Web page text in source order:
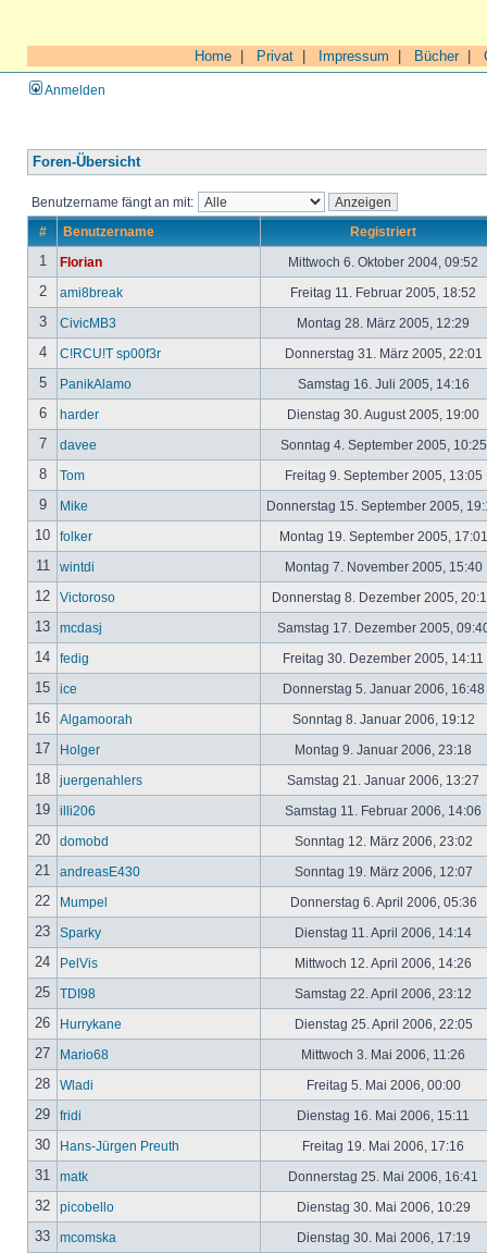
Home Privat Impressum Bücher|
Anmelden
Foren-Übersicht
Benutzername fängt an mit:
# Benutzername Registriert
1 Florian Mittwoch 6. Oktober 2004, 09:52
2 ami8break Freitag 11. Februar 2005, 18:52
3 CivicMB3 Montag 28. März 2005, 12:29
4 C!RCU!T sp00f3r Donnerstag 31. März 2005, 22:01
5 PanikAlamo Samstag 16. Juli 2005, 14:16
6 harder Dienstag 30. August 2005, 19:00
7 davee Sonntag 4. September 2005,
8 Tom Freitag 9. September 2005, 13:05
9 Mike Donnerstag 15. September 2005,
10 folker Montag 19. September 2005,
11 wintdi Montag 7. November 2005, 15:40
12 Victoroso Donnerstag 8. Dezember 2005,
13 mcdasj Samstag 17. Dezember 2005,
14 fedig Freitag 30. Dezember 2005, 14:11
15 ice Donnerstag 5. Januar 2006, 16:48
16 Algamoorah Sonntag 8. Januar 2006, 19:12
17 Holger Montag 9. Januar 2006, 23:18
18 juergenahlers Samstag 21. Januar 2006, 13:27
19 illi206 Samstag 11. Februar 2006, 14:06
20 domobd Sonntag 12. März 2006, 23:02
21 andreasE430 Sonntag 19. März 2006, 12:07
22 Mumpel Donnerstag 6. April 2006, 05:36
23 Sparky Dienstag 11. April 2006, 14:14
24 PelVis Mittwoch 12. April 2006, 14:26
25 TDI98 Samstag 22. April 2006, 23:12
26 Hurrykane Dienstag 25. April 2006, 22:05
27 Mario68 Mittwoch 3. Mai 2006, 11:26
28 Wladi Freitag 5. Mai 2006, 00:00
29 fridi Dienstag 16. Mai 2006, 15:11
30 Hans-Jürgen Preuth Freitag 19. Mai 2006, 17:16
31 matk Donnerstag 25. Mai 2006, 16:41
32 picobello Dienstag 30. Mai 2006, 10:29
33 mcomska Dienstag 30. Mai 2006, 17:19